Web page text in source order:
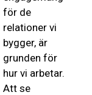
för de
relationer vi
bygger, är
grunden för
hur vi arbetar.
Att se